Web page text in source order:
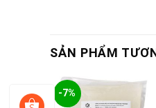
SẢN PHẨM
-7%